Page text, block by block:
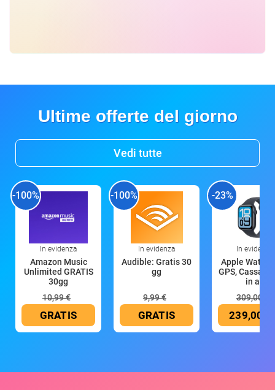
Ultime offerte del giorno
Vedi tutte
-100%
In evidenza
Amazon Music
Unlimited GRATIS
30gg
10,99 €
GRATIS
-100%
In evidenza
Audible: Gratis 30
gg
9,99 €
GRATIS
-23%
In evidenza
Apple Watch
GPS, Cassa
in all
309,00 €
239,00 €